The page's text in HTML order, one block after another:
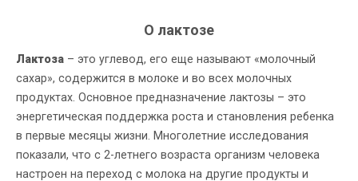
О лактозе
Лактоза – это углевод, его еще называют «молочный
сахар», содержится в молоке и во всех молочных
продуктах. Основное предназначение лактозы – это
энергетическая поддержка роста и становления ребенка
в первые месяцы жизни. Многолетние исследования
показали, что c 2-летнего возраста организм человека
настроен на переход с молока на другие продукты и